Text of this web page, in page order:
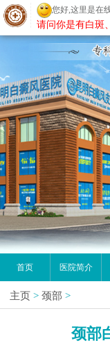
首页 医院简介
主页 > 颈部 >
颈部
您好,这里是在
请问你是有白斑